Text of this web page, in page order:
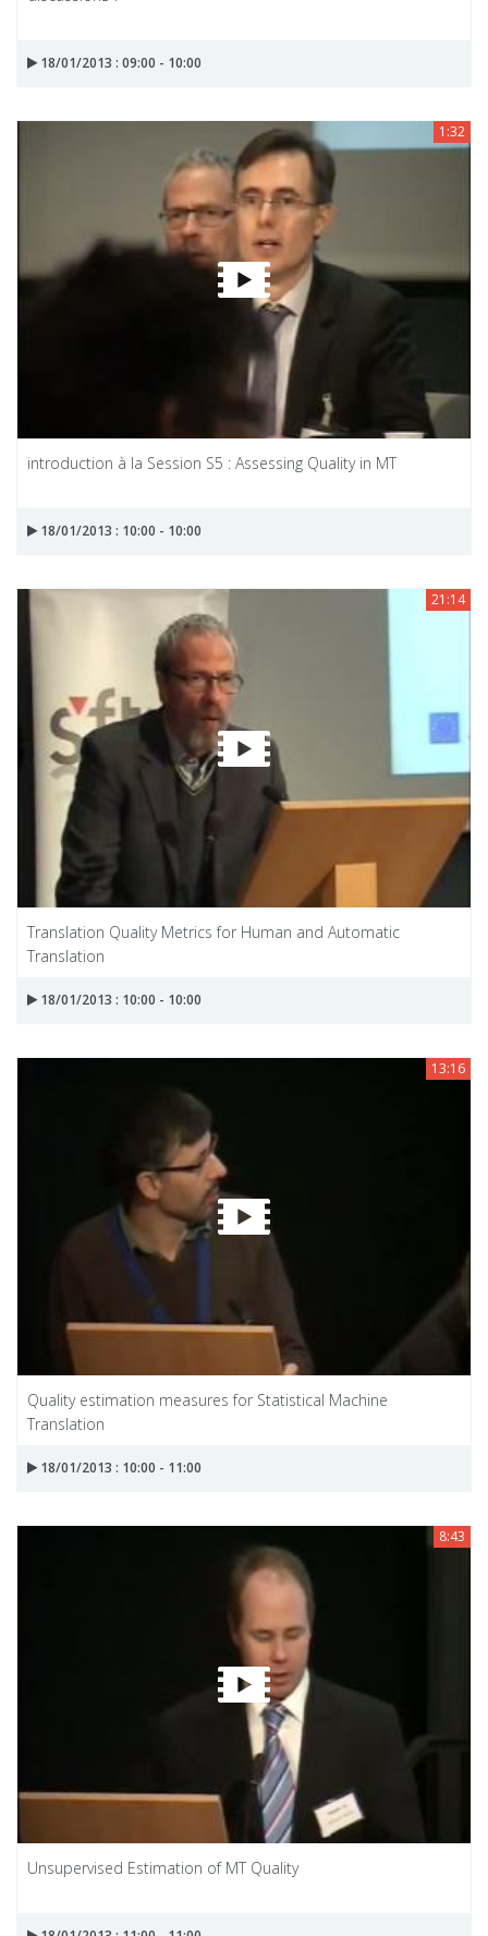
18/01/2013 : 09:00 - 10:00
1:32
introduction à la Session S5 : Assessing Quality in MT
18/01/2013 : 10:00 - 10:00
21:14
Translation Quality Metrics for Human and Automatic
Translation
18/01/2013 : 10:00 - 10:00
13:16
Quality estimation measures for Statistical Machine
Translation
18/01/2013 : 10:00 - 11:00
8:43
Unsupervised Estimation of MT Quality